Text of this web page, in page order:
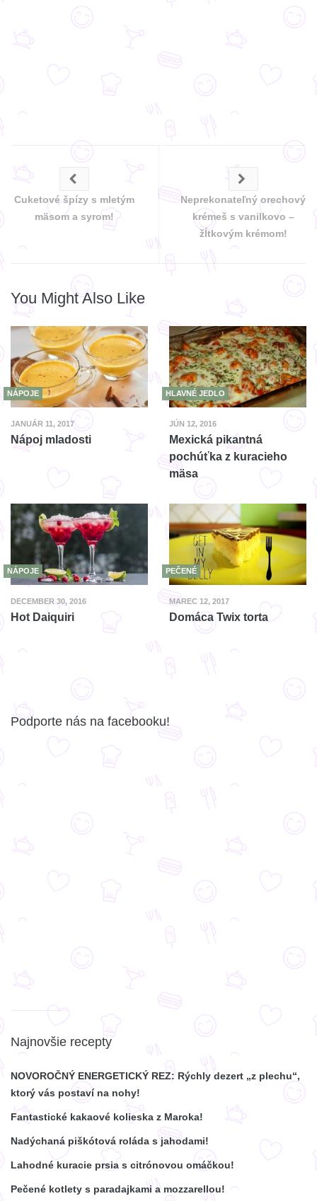
Cuketové špízy s mletým
mäsom a syrom!
Neprekonateľný orechový
krémeš s vanilkovo –
žĺtkovým krémom!
You Might Also Like
NÁPOJE
JANUÁR 11, 2017
Nápoj mladosti
HLAVNÉ JEDLO
JÚN 12, 2016
Mexická pikantná
pochúťka z kuracieho
mäsa
NÁPOJE
DECEMBER 30, 2016
Hot Daiquiri
PEČENÉ
MAREC 12, 2017
Domáca Twix torta
Podporte nás na facebooku!
Najnovšie recepty
NOVOROČNÝ ENERGETICKÝ REZ: Rýchly dezert „z plechu“,
ktorý vás postaví na nohy!
Fantastické kakaové kolieska z Maroka!
Nadýchaná piškótová roláda s jahodami!
Lahodné kuracie prsia s citrónovou omáčkou!
Pečené kotlety s paradajkami a mozzarellou!